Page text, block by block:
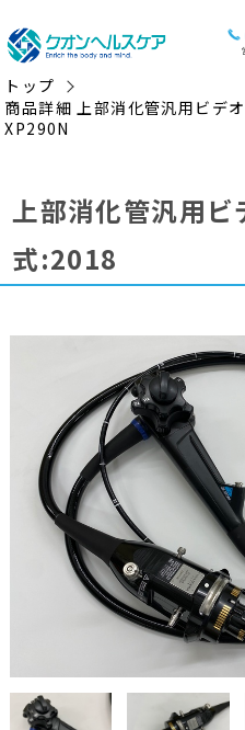
トップ
商品詳細 上部消化管汎用ビデ
XP290N
上部消化管汎用ビ
式:2018